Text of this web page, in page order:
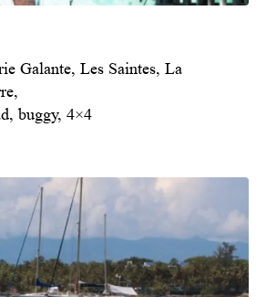
Galante, Les Saintes, La
buggy, 4×4